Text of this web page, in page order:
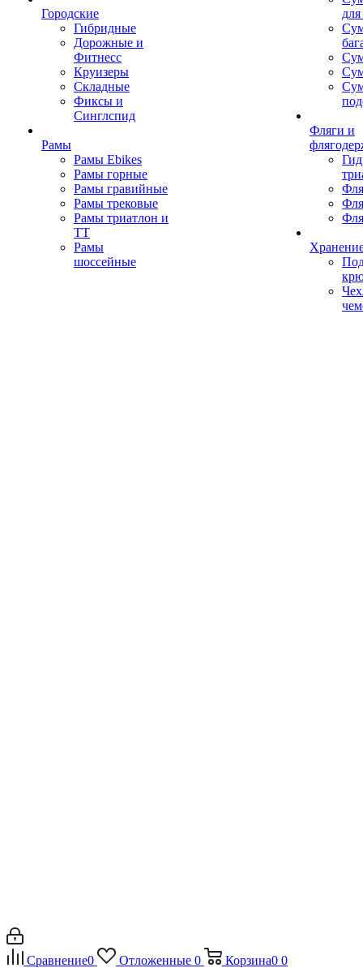
Городские
Гибридные
Дорожные и
Фитнесс
Круизеры
Складные
Фиксы и
Синглспид
Рамы
Рамы Ebikes
Рамы горные
Рамы гравийные
Рамы трековые
Рамы триатлон и
ТТ
Рамы
шоссейные
Фляги и
Сравнение0 Отложенные 0 Корзина0 0